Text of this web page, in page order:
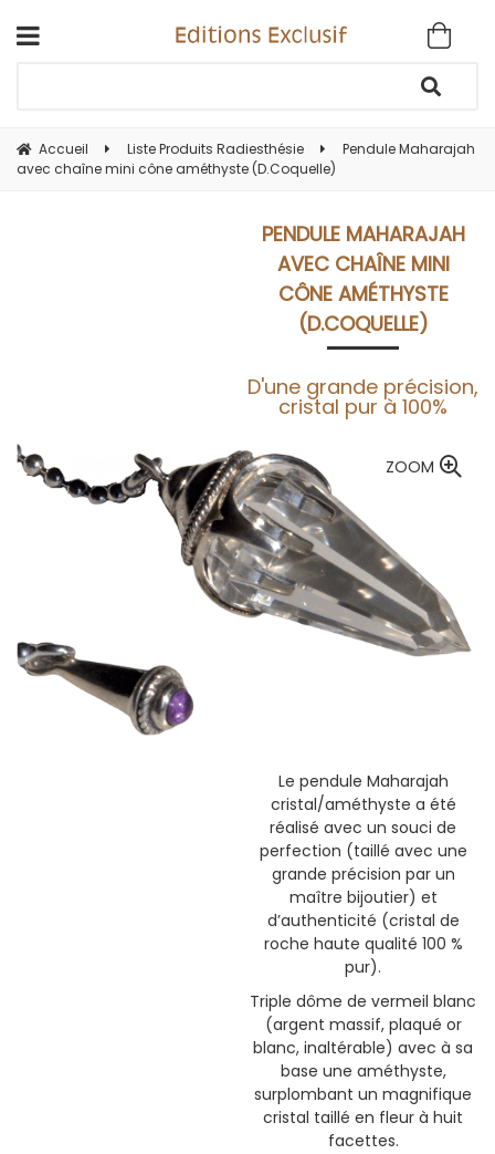
Accueil Liste Produits Radiesthésie
Pendule Maharajah
avec chaîne mini cône améthyste (D.Coquelle)
PENDULE MAHARAJAH
AVEC CHAÎNE MINI
CÔNE AMÉTHYSTE
(D.COQUELLE)
D'une grande précision,
cristal pur à 100%
ZOOM
Le pendule Maharajah
cristal/améthyste a été
réalisé avec un souci de
perfection (taillé avec une
grande précision par un
maître bijoutier) et
d’authenticité (cristal de
roche haute qualité 100 %
pur).
Triple dôme de vermeil blanc
(argent massif, plaqué or
blanc, inaltérable) avec à sa
base une améthyste,
surplombant un magnifique
cristal taillé en fleur à huit
facettes.